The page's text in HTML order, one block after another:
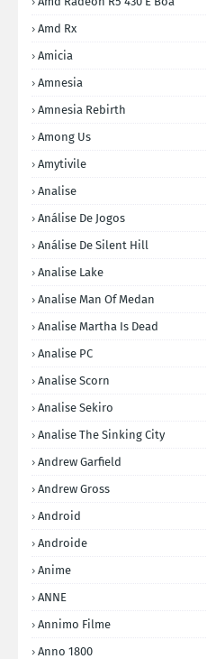
Amd Rx
Amicia
Amnesia
Amnesia Rebirth
Among Us
Amytivile
Analise
Análise De Jogos
Análise De Silent Hill
Analise Lake
Analise Man Of Medan
Analise Martha Is Dead
Analise PC
Analise Scorn
Analise Sekiro
Analise The Sinking City
Andrew Garfield
Andrew Gross
Android
Androide
Anime
ANNE
Annimo Filme
Anno 1800